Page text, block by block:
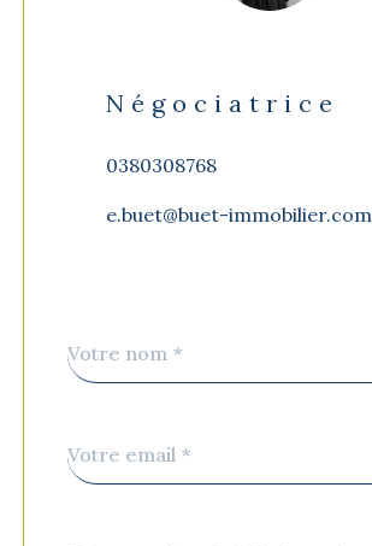
Négociatrice
0380308768
e.buet@buet-immobilier.com
*
*